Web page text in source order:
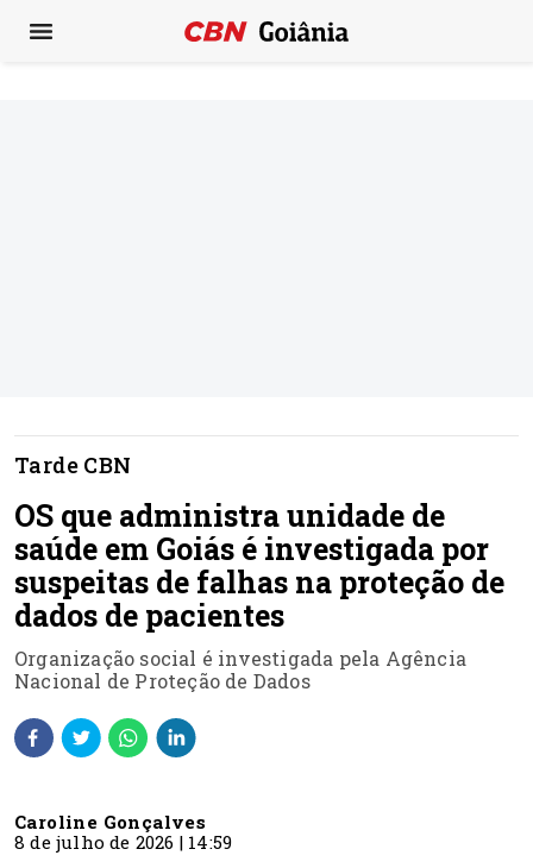
Tarde CBN
OS que administra unidade de
saúde em Goiás é investigada por
suspeitas de falhas na proteção de
dados de pacientes
Organização social é investigada pela Agência
Nacional de Proteção de Dados
Caroline Gonçalves
8 de julho de 2026 | 14:59